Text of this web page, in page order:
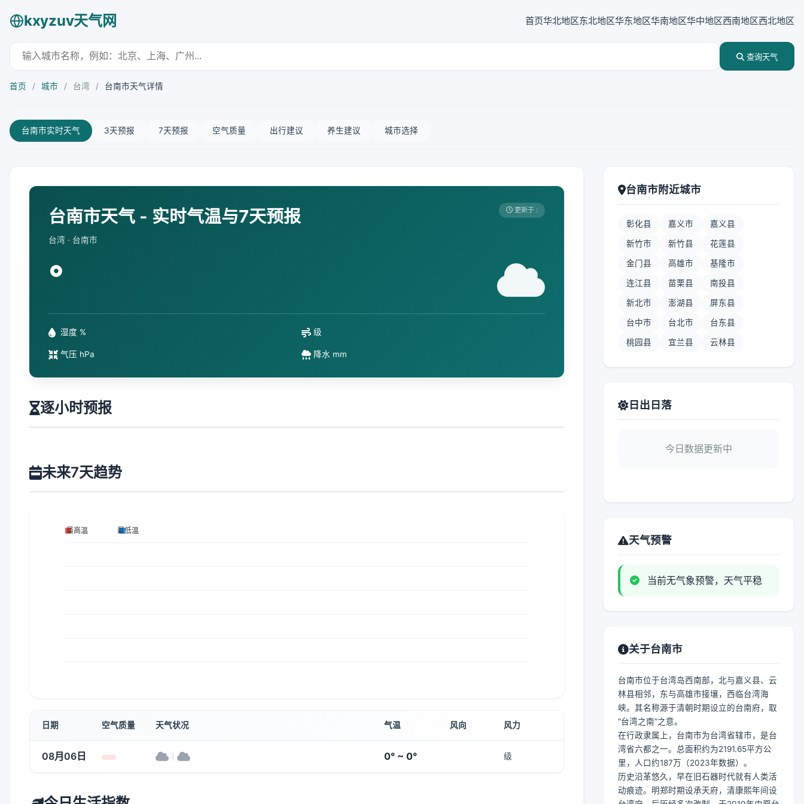
kxyzuv天气网 首页华北地区东北地区华东地区华南地区华中地区西南地区西北地区
查询天气
首页 / 城市 / 台湾 / 台南市天气详情
台南市实时天气 3天预报 7天预报 空气质量 出行建议 养生建议 城市选择
台南市天气 - 实时气温与7天预报
台湾 · 台南市
更新于 :
°
湿度 % 级
气压 hPa 降水 mm
逐小时预报
未来7天趋势
日期 空气质量 天气状况 气温 风向 风力
08月06日 0° ~ 0° 级
台南市附近城市
彰化县 嘉义市 嘉义县
新竹市 新竹县 花莲县
金门县 高雄市 基隆市
连江县 苗栗县 南投县
新北市 澎湖县 屏东县
台中市 台北市 台东县
桃园县 宜兰县 云林县
日出日落
今日数据更新中
天气预警
当前无气象预警，天气平稳
关于台南市
台南市位于台湾岛西南部，北与嘉义县、云
林县相邻，东与高雄市接壤，西临台湾海
峡。其名称源于清朝时期设立的台南府，取
“台湾之南”之意。
在行政隶属上，台南市为台湾省辖市，是台
湾省六都之一。总面积约为2191.65平方公
里，人口约187万（2023年数据）。
历史沿革悠久，早在旧石器时代就有人类活
动痕迹。明郑时期设承天府，清康熙年间设